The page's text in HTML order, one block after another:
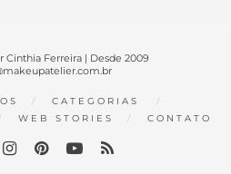
Cinthia Ferreira | Desde 2009
CATEGORIAS
WEB STORIES CONTATO